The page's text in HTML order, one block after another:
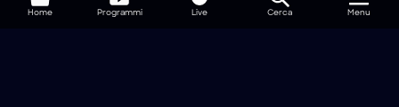
Home Programmi Live Cerca Menu